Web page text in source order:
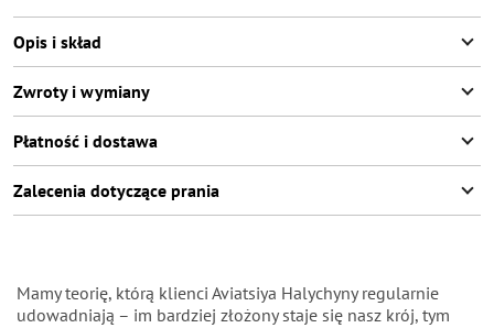
Opis i skład
Zwroty i wymiany
Płatność i dostawa
Zalecenia dotyczące prania
Mamy teorię, którą klienci Aviatsiya Halychyny regularnie
udowadniają – im bardziej złożony staje się nasz krój, tym